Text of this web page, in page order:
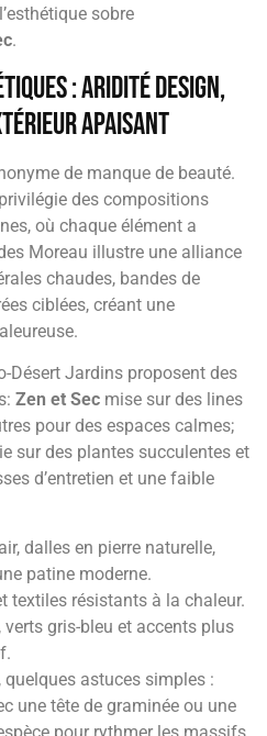
sobre
.
: Aridité Design,
apaisant
de manque de beauté.
privilégie des compositions
où chaque élément a
Moreau illustre une alliance
chaudes, bandes de
ciblées, créant une
Désert Jardins proposent des
Zen et Sec mise sur des lines
pour des espaces calmes;
sur des plantes succulentes et
d’entretien et une faible
dalles en pierre naturelle,
patine moderne.
textiles résistants à la chaleur.
verts gris-bleu et accents plus
quelques astuces simples :
une tête de graminée ou une
pour rythmer les massifs